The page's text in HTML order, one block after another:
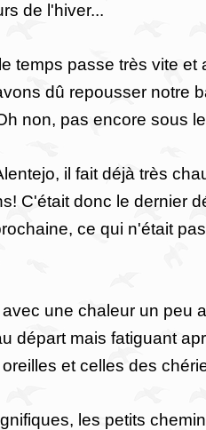
de l'hiver...
temps passe très vite et
dû repousser notre
non, pas encore sous
il fait déjà très
C'était donc le dernier
ce qui n'était
une chaleur un peu
départ mais fatiguant
et celles des
les petits